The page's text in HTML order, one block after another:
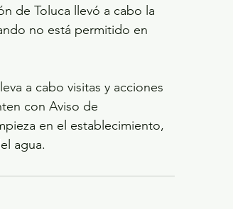
de Toluca llevó a cabo la
no está permitido en
a cabo visitas y acciones
con Aviso de
en el establecimiento,
agua.